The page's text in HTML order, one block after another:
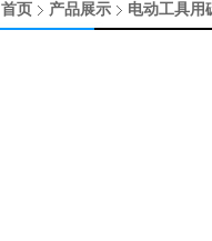
首页 产品展示 电动工具用